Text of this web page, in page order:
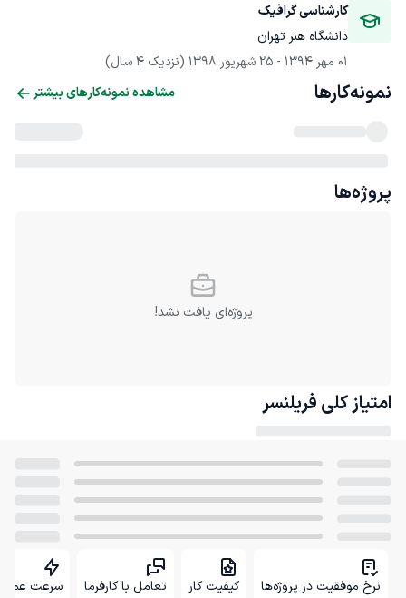
کارشناسی گرافیک
دانشگاه هنر تهران
01 مهر 1394
- 25 شهریور 1398 (نزدیک 4 سال)
نمونه‌کارها مشاهده نمونه‌کارهای بیشتر
پروژه‌ها
پروژه‌ای یافت نشد!
امتیاز کلی فریلنسر
نرخ موفقیت در پروژه‌ها کیفیت کار تعامل با کارفرما سرعت عمل